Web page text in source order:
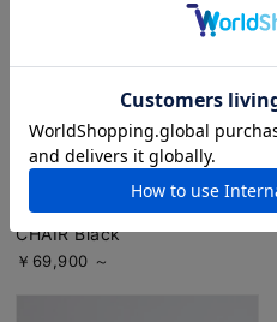
【受注生産品】DJANGO ARM
CHAIR Black
￥69,900 ～